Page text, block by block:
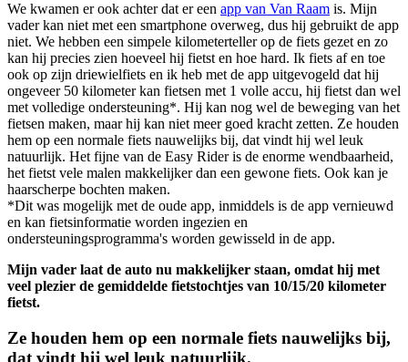
We kwamen er ook achter dat er een app van Van Raam is. Mijn
vader kan niet met een smartphone overweg, dus hij gebruikt de app
niet. We hebben een simpele kilometerteller op de fiets gezet en zo
kan hij precies zien hoeveel hij fietst en hoe hard. Ik fiets af en toe
ook op zijn driewielfiets en ik heb met de app uitgevogeld dat hij
ongeveer 50 kilometer kan fietsen met 1 volle accu, hij fietst dan wel
met volledige ondersteuning*. Hij kan nog wel de beweging van het
fietsen maken, maar hij kan niet meer goed kracht zetten. Ze houden
hem op een normale fiets nauwelijks bij, dat vindt hij wel leuk
natuurlijk. Het fijne van de Easy Rider is de enorme wendbaarheid,
het fietst vele malen makkelijker dan een gewone fiets. Ook kan je
haarscherpe bochten maken.
*Dit was mogelijk met de oude app, inmiddels is de app vernieuwd
en kan fietsinformatie worden ingezien en
ondersteuningsprogramma's worden gewisseld in de app.
Mijn vader laat de auto nu makkelijker staan, omdat hij met
veel plezier de gemiddelde fietstochtjes van 10/15/20 kilometer
fietst.
Ze houden hem op een normale fiets nauwelijks bij,
dat vindt hij wel leuk natuurlijk.